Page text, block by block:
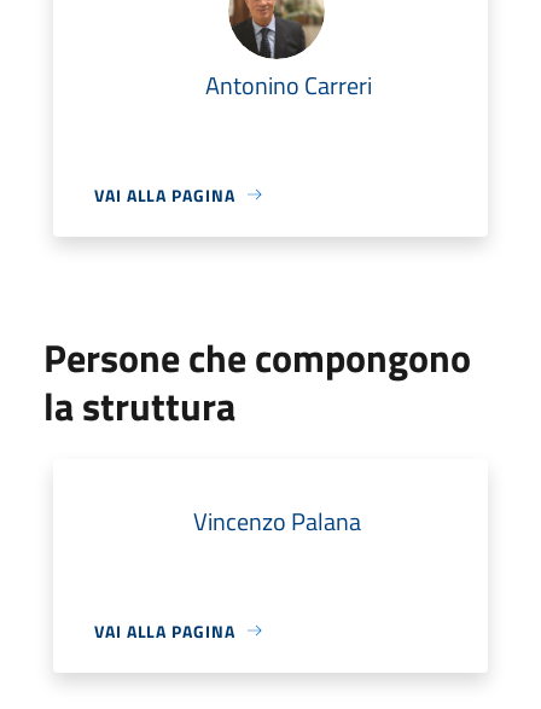
Antonino Carreri
VAI ALLA PAGINA
Persone che compongono
la struttura
Vincenzo Palana
VAI ALLA PAGINA